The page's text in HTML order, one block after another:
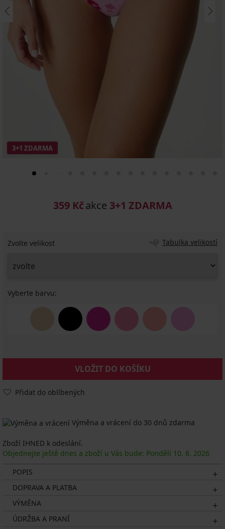
3+1 ZDARMA
359 Kčakce 3+1 ZDARMA
Zvolte velikost Tabulka velikostí
Vyberte barvu:
VLOŽIT DO KOŠÍKU
Přidat do oblíbených
Výměna a vrácení do 30 dnů zdarma
Zboží IHNED k odeslání.
Objednejte ještě dnes a zboží u Vás bude: Pondělí 10. 8. 2026
POPIS
DOPRAVA A PLATBA
VÝMĚNA
ÚDRŽBA A PRANÍ